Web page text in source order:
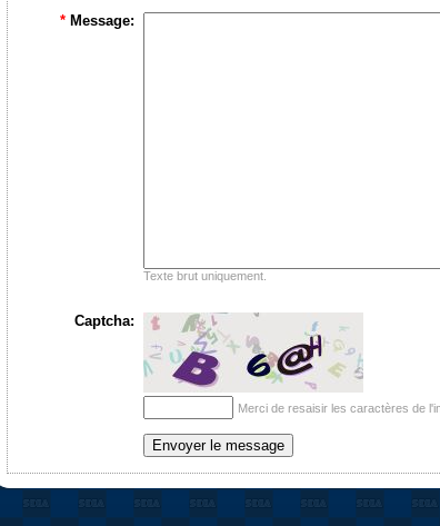
* Message:
Texte brut uniquement.
Captcha:
Merci de resaisir les caractères de